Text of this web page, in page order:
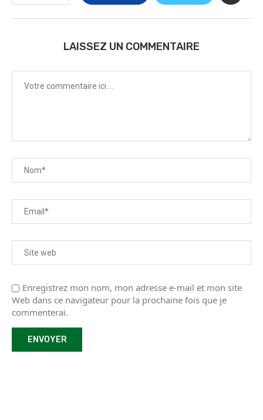
LAISSEZ UN COMMENTAIRE
Enregistrez mon nom, mon adresse e-mail et mon site
Web dans ce navigateur pour la prochaine fois que je
commenterai.